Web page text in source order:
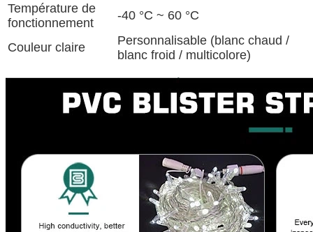
Température de
fonctionnement
-40 °C ~ 60 °C
Couleur claire
Personnalisable (blanc chaud /
blanc froid / multicolore)